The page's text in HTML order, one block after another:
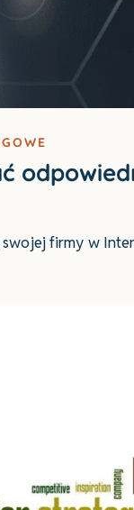
swojej firmy w